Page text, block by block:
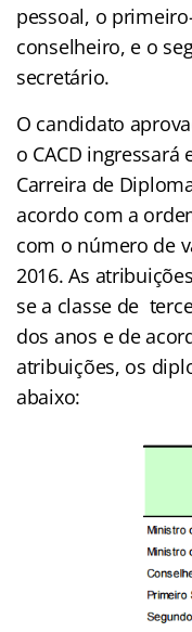
pessoal, o
conselheiro, e o
secretário.
O candidato
o CACD
Carreira de
acordo com a
com o número de
2016. As
se a classe de
dos anos e de
atribuições, os
abaixo: